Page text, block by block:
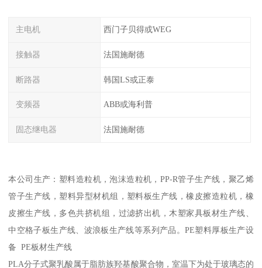
主电机 西门子贝得或WEG
接触器 法国施耐德
断路器 韩国LS或正泰
变频器 ABB或海利普
固态继电器 法国施耐德
本公司生产：塑料造粒机，泡沫造粒机，PP-R管子生产线，聚乙烯
管子生产线，塑料异型材机组，塑料板生产线，橡皮擦造粒机，橡
皮擦生产线，多色共挤机组，过滤挤出机，木塑家具板材生产线、
中空格子板生产线、波浪板生产线等系列产品。PE塑料厚板生产设
备 PE板材生产线
PLA分子式聚乳酸属于脂肪族羟基酸聚合物，室温下为处于玻璃态的